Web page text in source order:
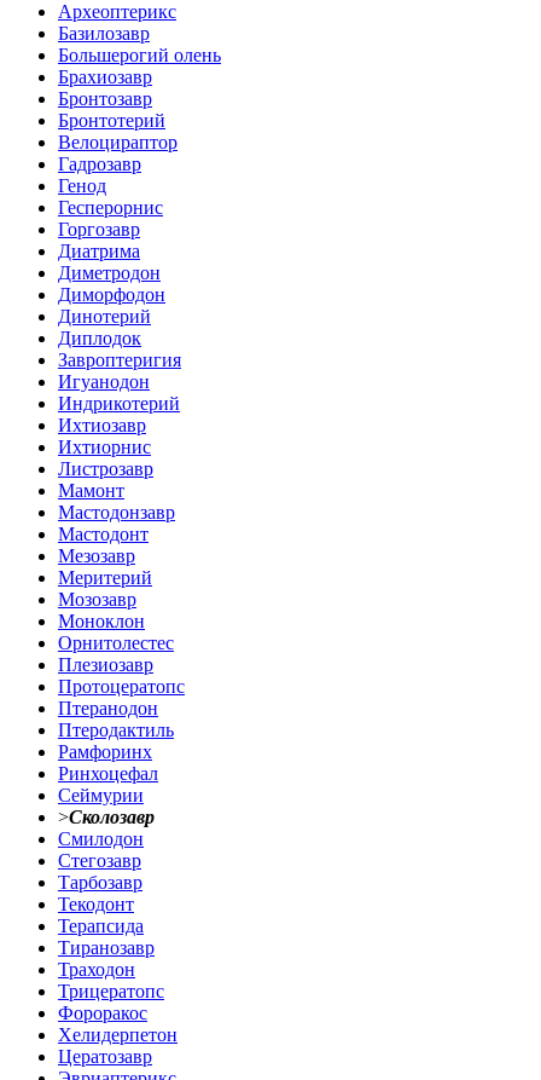
Археоптерикс
Базилозавр
Большерогий олень
Брахиозавр
Бронтозавр
Бронтотерий
Велоцираптор
Гадрозавр
Генод
Гесперорнис
Горгозавр
Диатрима
Диметродон
Диморфодон
Динотерий
Диплодок
Завроптеригия
Игуанодон
Индрикотерий
Ихтиозавр
Ихтиорнис
Листрозавр
Мамонт
Мастодонзавр
Мастодонт
Мезозавр
Меритерий
Мозозавр
Моноклон
Орнитолестес
Плезиозавр
Протоцератопс
Птеранодон
Птеродактиль
Рамфоринх
Ринхоцефал
Сеймурии
>Сколозавр
Смилодон
Стегозавр
Тарбозавр
Текодонт
Терапсида
Тиранозавр
Траходон
Трицератопс
Фороракос
Хелидерпетон
Цератозавр